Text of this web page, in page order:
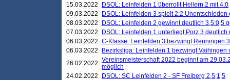
15.03.2022
DSOL: Leinfelden 1 überrollt Hellern 2 mit 4:0
09.03.2022
DSOL: Leinfelden 3 spielt 2:2 Unentschieden
08.03.2022
DSOL: Leinfelden 2 gewinnt deutlich 3,5:0,5
07.03.2022
DSOL: Leinfelden 1 unterliegt Porz 3 deutlich
06.03.2022 C-Klasse: Leinfelden 3 bezwingt Renningen
06.03.2022
Bezirksliga: Leinfelden 1 bezwingt Vaihingen
26.02.2022 Vereinsmeisterschaft 2022 beginnt am
möglich
24.02.2022
DSOL: SC Leinfelden 2 - SF Freiberg 2,5;1,5